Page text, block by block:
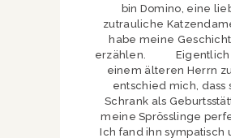
bin Domino, eine
zutrauliche
habe meine
erzählen. Eigentlich
einem älteren Herrn
entschied mich, dass
Schrank als
meine Sprösslinge
Ich fand ihn sympatisch